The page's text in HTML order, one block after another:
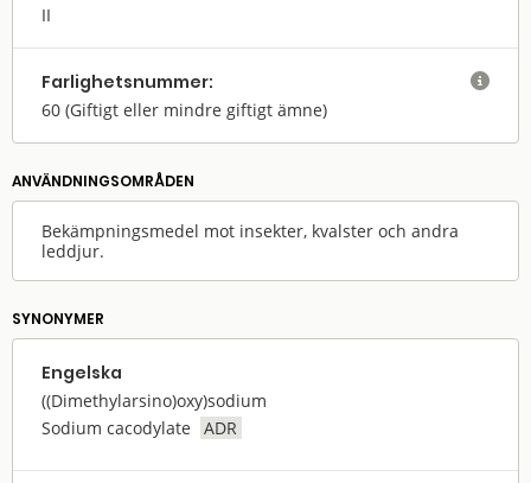
II
Farlighets­nummer:
60 (Giftigt eller mindre giftigt ämne)

ANVÄNDNINGS­OMRÅDEN
Bekämpningsmedel mot insekter, kvalster och andra
leddjur.
SYNONYMER
Engelska
((Dimethylarsino)oxy)sodium
Sodium cacodylate
ADR